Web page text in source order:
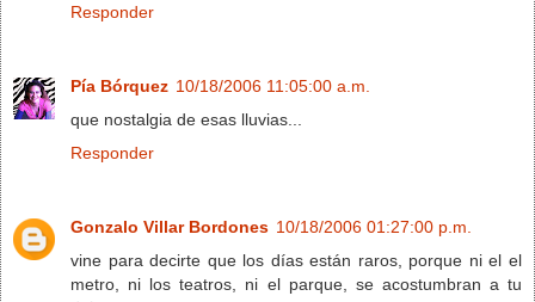
Responder
Pía Bórquez 10/18/2006 11:05:00 a.m.
que nostalgia de esas lluvias...
Responder
Gonzalo Villar Bordones 10/18/2006 01:27:00 p.m.
vine para decirte que los días están raros, porque ni el el
metro, ni los teatros, ni el parque, se acostumbran a tu